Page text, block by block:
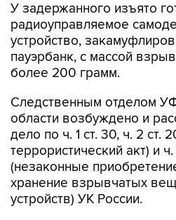
У задержанного изъято
радиоуправляемое
устройство,
пауэрбанк, с массой
более 200 грамм.
Следственным отделом
области возбуждено и
дело по ч. 1 ст. 30, ч. 2 ст.
террористический акт) и ч.
(незаконные
хранение взрывчатых
устройств) УК России.